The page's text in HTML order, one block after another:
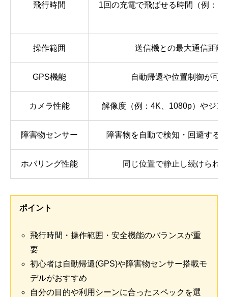
飛行時間 1回の充電で飛ばせる時間（例：
操作範囲 送信機との最大通信距離
GPS機能 自動帰還や位置制御が可能
カメラ性能 解像度（例：4K、1080p）やジン
障害物センサー 障害物を自動で検知・回避する
ホバリング性能 同じ位置で静止し続けられ
ポイント
飛行時間・操作範囲・安全機能のバランスが重
要
初心者は自動帰還(GPS)や障害物センサー搭載モ
デルがおすすめ
自分の目的や利用シーンに合ったスペックを選